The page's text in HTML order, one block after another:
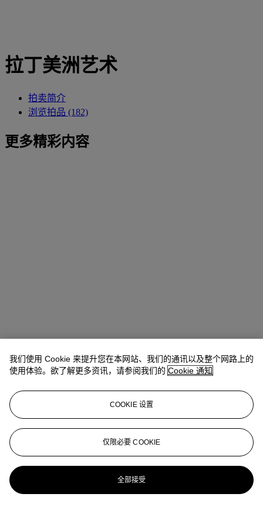
拉丁美洲艺术
拍卖简介
浏览拍品 (182)
更多精彩内容
我们使用 Cookie 来提升您在本网站、我们的通讯以及整个网路上的
使用体验。欲了解更多资讯，请参阅我们的 Cookie 通知
COOKIE 设置
仅限必要 COOKIE
全部接受